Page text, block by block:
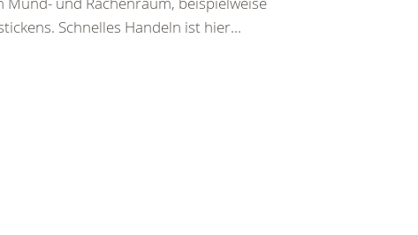
Schnelles Handeln ist hier...